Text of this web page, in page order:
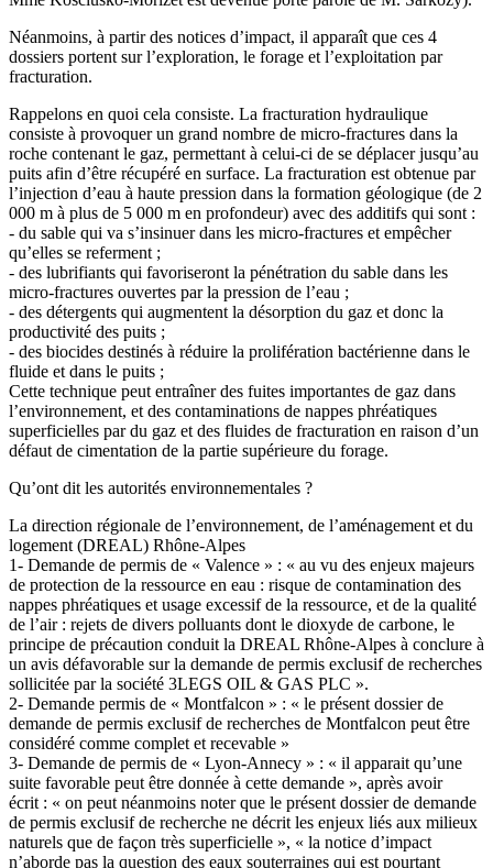
Néanmoins, à partir des notices d’impact, il apparaît que ces 4
dossiers portent sur l’exploration, le forage et l’exploitation par
fracturation.
Rappelons en quoi cela consiste. La fracturation hydraulique
consiste à provoquer un grand nombre de micro-fractures dans la
roche contenant le gaz, permettant à celui-ci de se déplacer jusqu’au
puits afin d’être récupéré en surface. La fracturation est obtenue par
l’injection d’eau à haute pression dans la formation géologique (de 2
000 m à plus de 5 000 m en profondeur) avec des additifs qui sont :
- du sable qui va s’insinuer dans les micro-fractures et empêcher
qu’elles se referment ;
- des lubrifiants qui favoriseront la pénétration du sable dans les
micro-fractures ouvertes par la pression de l’eau ;
- des détergents qui augmentent la désorption du gaz et donc la
productivité des puits ;
- des biocides destinés à réduire la prolifération bactérienne dans le
fluide et dans le puits ;
Cette technique peut entraîner des fuites importantes de gaz dans
l’environnement, et des contaminations de nappes phréatiques
superficielles par du gaz et des fluides de fracturation en raison d’un
défaut de cimentation de la partie supérieure du forage.
Qu’ont dit les autorités environnementales ?
La direction régionale de l’environnement, de l’aménagement et du
logement (DREAL) Rhône-Alpes
1- Demande de permis de « Valence » : « au vu des enjeux majeurs
de protection de la ressource en eau : risque de contamination des
nappes phréatiques et usage excessif de la ressource, et de la qualité
de l’air : rejets de divers polluants dont le dioxyde de carbone, le
principe de précaution conduit la DREAL Rhône-Alpes à conclure à
un avis défavorable sur la demande de permis exclusif de recherches
sollicitée par la société 3LEGS OIL & GAS PLC ».
2- Demande permis de « Montfalcon » : « le présent dossier de
demande de permis exclusif de recherches de Montfalcon peut être
considéré comme complet et recevable »
3- Demande de permis de « Lyon-Annecy » : « il apparait qu’une
suite favorable peut être donnée à cette demande », après avoir
écrit : « on peut néanmoins noter que le présent dossier de demande
de permis exclusif de recherche ne décrit les enjeux liés aux milieux
naturels que de façon très superficielle », « la notice d’impact
n’aborde pas la question des eaux souterraines qui est pourtant